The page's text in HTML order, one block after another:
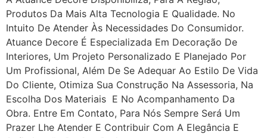
Produtos Da Mais Alta Tecnologia E Qualidade. No
Intuito De Atender Às Necessidades Do Consumidor.
Atuance Decore É Especializada Em Decoração De
Interiores, Um Projeto Personalizado E Planejado Por
Um Profissional, Além De Se Adequar Ao Estilo De Vida
Do Cliente, Otimiza Sua Construção Na Assessoria, Na
Escolha Dos Materiais E No Acompanhamento Da
Obra. Entre Em Contato, Para Nós Sempre Será Um
Prazer Lhe Atender E Contribuir Com A Elegância E